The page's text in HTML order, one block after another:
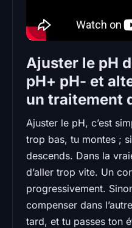
Ajuster le pH
pH+ pH- et
un traitement
Ajuster le pH, c’est
trop bas, tu montes ;
descends. Dans la
d’aller trop vite. Un
progressivement.
compenser dans
tard, et tu passes ton